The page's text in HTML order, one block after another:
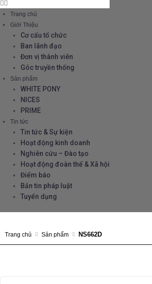
Trang chủ
Giới Thiệu
Cơ cấu tổ chức
Ban lãnh đạo
Đơn vị thành viên
Góc truyền thống
Sản phẩm
WHITE PONY
NICES
PRIME
Tin tức
Tin tức & Sự kiện
Hoạt động kinh doanh
Nghiên cứu – Đào tạo
Hoạt động đoàn thể & Xã hội
Điểm báo
Bản tin pháp luật
Tuyển dụng
Trang chủ Sản phẩm NS662D